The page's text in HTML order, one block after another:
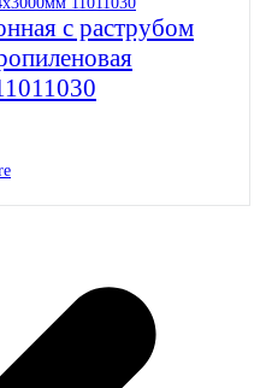
с раструбом